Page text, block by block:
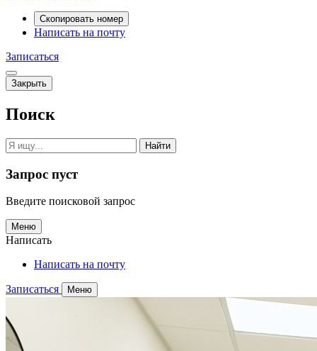
Скопировать номер
Написать на почту
Записаться
Закрыть
Поиск
Найти
Запрос пуст
Введите поисковой запрос
Меню
Написать
Написать на почту
Записаться Меню